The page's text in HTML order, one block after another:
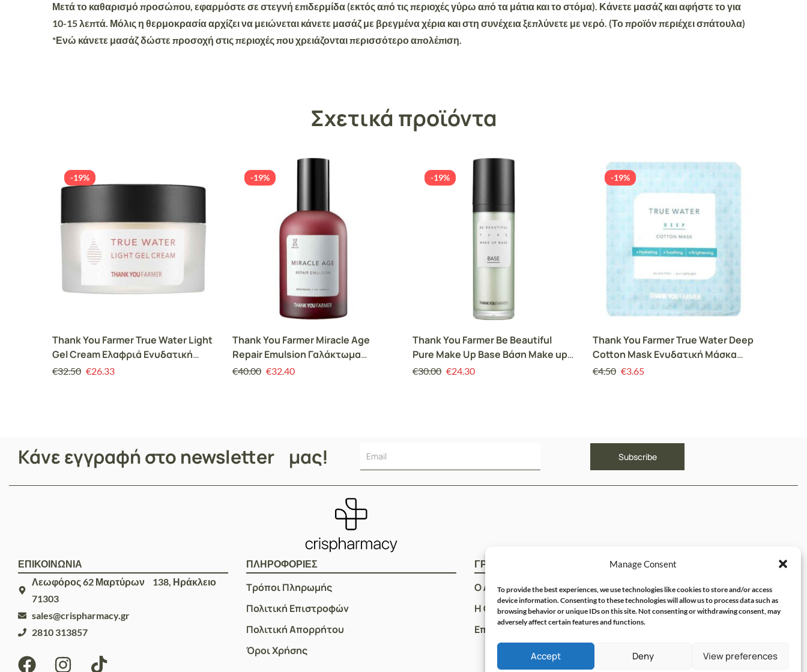
Manage Consent
To provide the best experiences, we use technologies like cookies to store and/or access
device information. Consenting to these technologies will allow us to process data such as
browsing behavior or unique IDs on this site. Not consenting or withdrawing consent, may
adversely affect certain features and functions.
Accept Deny View preferences
Μετά το καθαρισμό προσώπου, εφαρμόστε σε στεγνή επιδερμίδα (εκτός από τις περιοχές γύρω από τα μάτια και το στόμα). Κάνετε μασάζ και αφήστε το για
10-15 λεπτά. Μόλις η θερμοκρασία αρχίζει να μειώνεται κάνετε μασάζ με βρεγμένα χέρια και στη συνέχεια ξεπλύνετε με νερό. (Το προϊόν περιέχει σπάτουλα)
*Ενώ κάνετε μασάζ δώστε προσοχή στις περιοχές που χρειάζονται περισσότερο απολέπιση.
Σχετικά προϊόντα
-19%
Thank You Farmer True Water Light
Gel Cream Ελαφριά Ενυδατική
Κρέμα Προσώπου για το Λιπαρό &
€32.50 €26.33
-19%
Thank You Farmer Miracle Age
Repair Emulsion Γαλάκτωμα
Προσώπου για Θρέψη, 130ml
€40.00 €32.40
-19%
Thank You Farmer Be Beautiful
Pure Make Up Base Βάση Make up
που Διορθώνει το Τόνο της
€30.00 €24.30
-19%
Thank You Farmer True Water Deep
Cotton Mask Ενυδατική Mάσκα
Προσώπου, 25ml
€4.50 €3.65
Κάνε εγγραφή στο newsletter μας!
ΕΠΙΚΟΙΝΩΝΙΑ
Λεωφόρος 62 Μαρτύρων 138, Ηράκλειο
71303
sales@crispharmacy.gr
2810 313857
ΠΛΗΡΟΦΟΡΙΕΣ
Τρόποι Πληρωμής
Πολιτική Επιστροφών
Πολιτική Απορρήτου
Όροι Χρήσης
ΓΡΗΓΟΡOI ΣΥΝΔΕΣΜΟΙ
Ο Λογαριασμός μου
Η Ομάδα μας
Επικοινωνία